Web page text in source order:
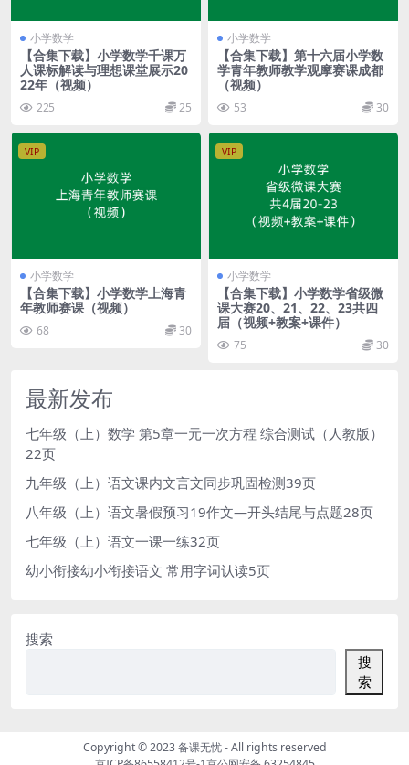
小学数学
【合集下载】小学数学千课万
人课标解读与理想课堂展示20
22年（视频）
225 25
小学数学
【合集下载】第十六届小学数
学青年教师教学观摩赛课成都
（视频）
53 30
VIP
小学数学
【合集下载】小学数学上海青
年教师赛课（视频）
68 30
VIP
小学数学
【合集下载】小学数学省级微
课大赛20、21、22、23共四
届（视频+教案+课件）
75 30
最新发布
七年级（上）数学 第5章一元一次方程 综合测试（人教版）
22页
九年级（上）语文课内文言文同步巩固检测39页
八年级（上）语文暑假预习19作文—开头结尾与点题28页
七年级（上）语文一课一练32页
幼小衔接幼小衔接语文 常用字词认读5页
搜索
搜
索
Copyright © 2023备课无忧- All rights reserved